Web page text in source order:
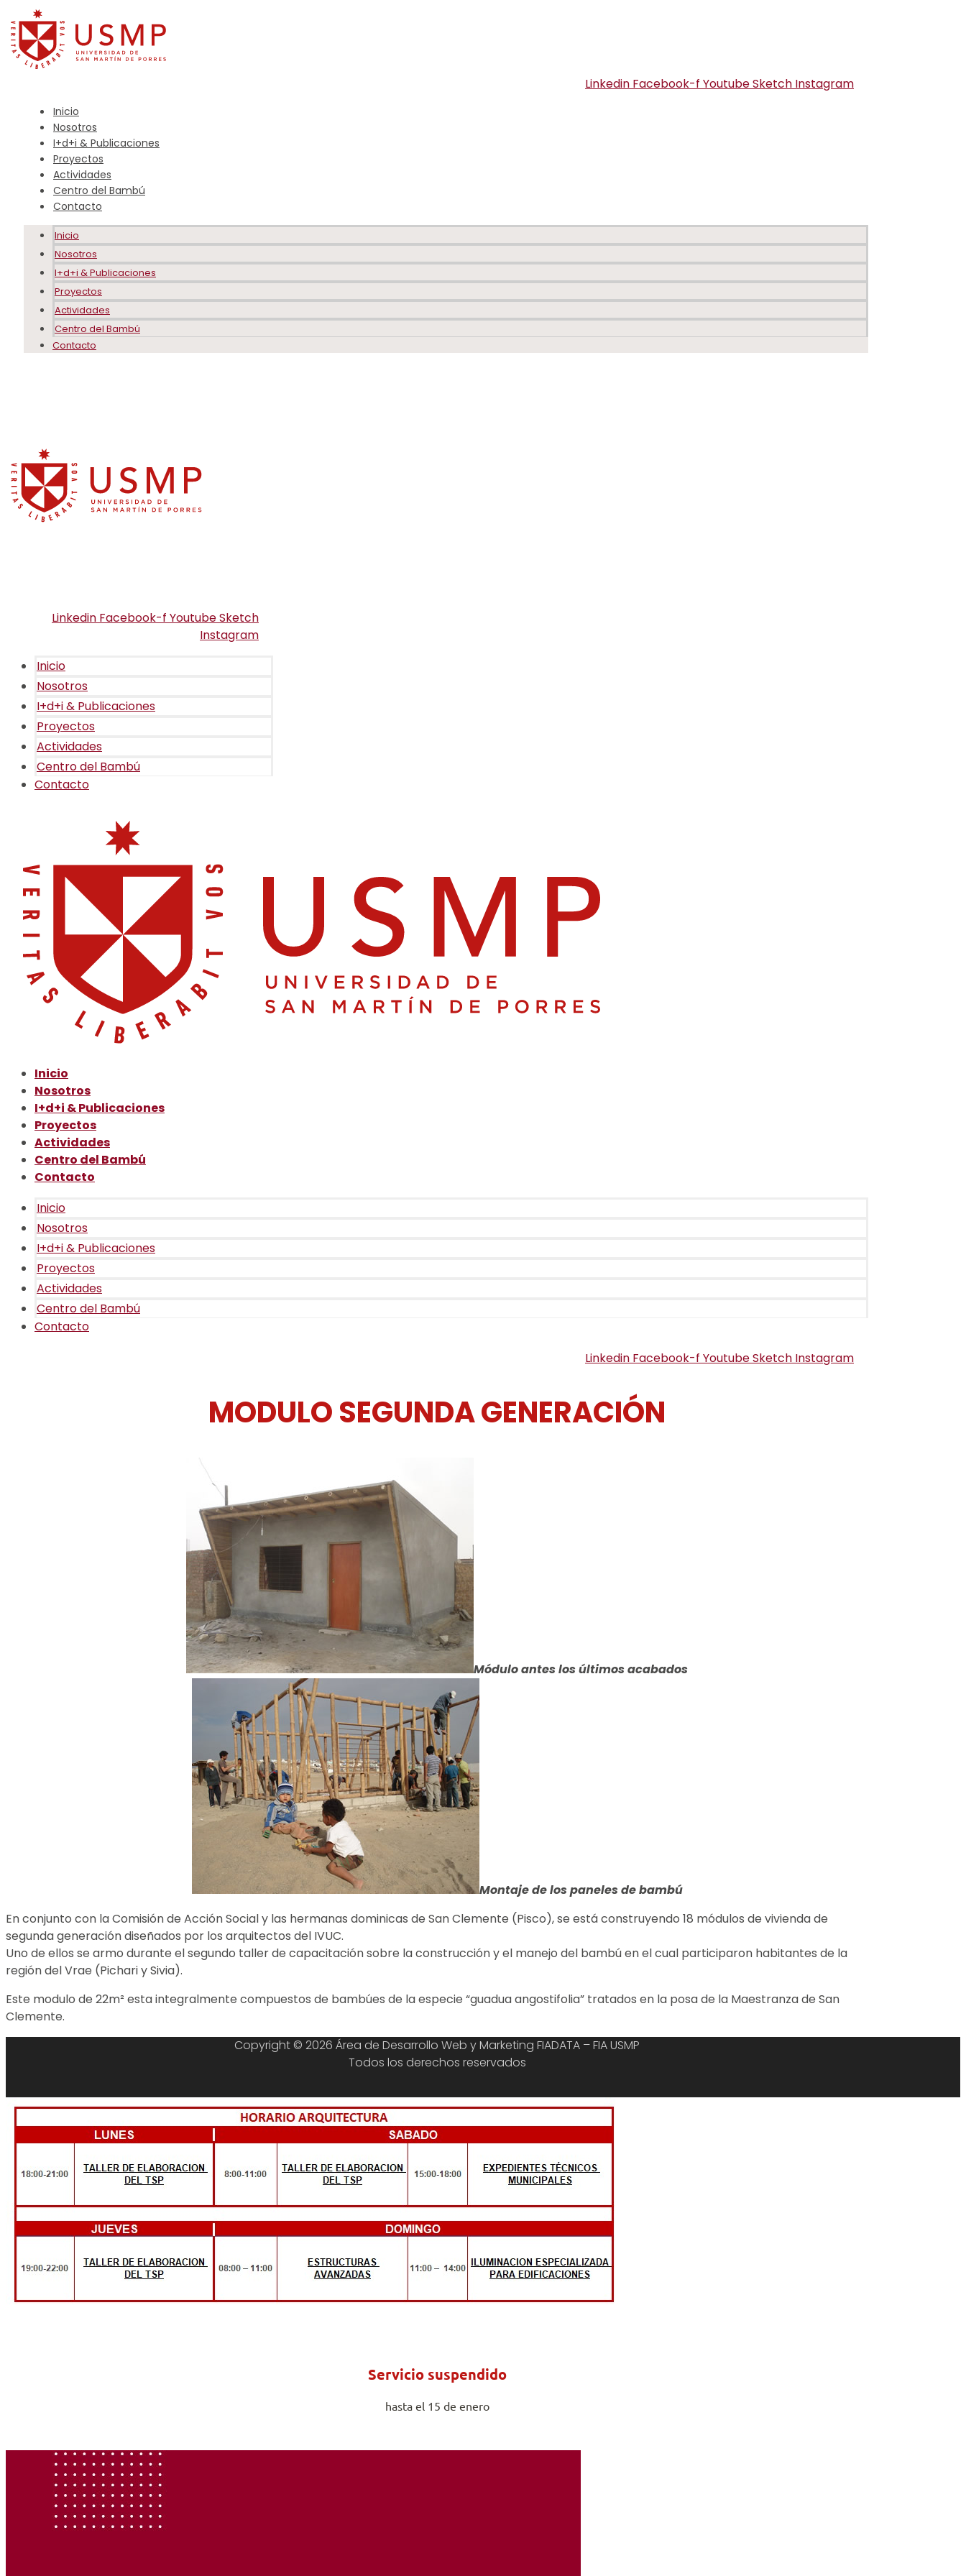
Linkedin Facebook-f YoutubeSketch Instagram
Inicio
Nosotros
I+d+i & Publicaciones
Proyectos
Actividades
Centro del Bambú
Contacto
Inicio
Nosotros
I+d+i & Publicaciones
Proyectos
Actividades
Centro del Bambú
Contacto
Linkedin Facebook-f YoutubeSketch
Instagram
Inicio
Nosotros
I+d+i & Publicaciones
Proyectos
Actividades
Centro del Bambú
Contacto
Inicio
Nosotros
I+d+i & Publicaciones
Proyectos
Actividades
Centro del Bambú
Contacto
Inicio
Nosotros
I+d+i & Publicaciones
Proyectos
Actividades
Centro del Bambú
Contacto
Linkedin Facebook-f YoutubeSketch Instagram
MODULO SEGUNDA GENERACIÓN
Módulo antes los últimos acabados
Montaje de los paneles de bambú
En conjunto con la Comisión de Acción Social y las hermanas dominicas de San Clemente (Pisco), se está construyendo 18 módulos de vivienda de
segunda generación diseñados por los arquitectos del IVUC.
Uno de ellos se armo durante el segundo taller de capacitación sobre la construcción y el manejo del bambú en el cual participaron habitantes de la
región del Vrae (Pichari y Sivia).
Este modulo de 22m² esta integralmente compuestos de bambúes de la especie “guadua angostifolia” tratados en la posa de la Maestranza de San
Clemente.
Copyright © 2026 Área de Desarrollo Web y Marketing FIADATA – FIA USMP
Todos los derechos reservados
Servicio suspendido
hasta el 15 de enero